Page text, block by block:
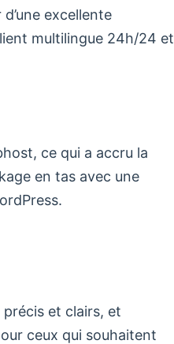
excellente
multilingue 24h/24 et
ce qui a accru la
en tas avec une
et clairs, et
ceux qui souhaitent